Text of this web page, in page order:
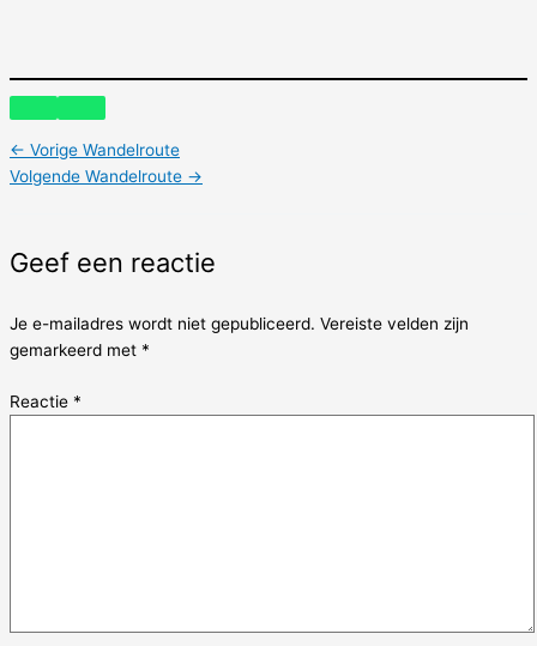
← Vorige Wandelroute
Volgende Wandelroute →
Geef een reactie
Je e-mailadres wordt niet gepubliceerd. Vereiste velden zijn
gemarkeerd met *
Reactie *